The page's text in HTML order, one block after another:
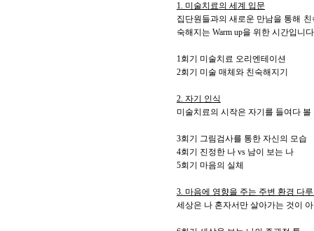
1. 미술치료의 세계 입문
집단원들과의 새로운 만남을 통해
숙해지는 Warm up을 위한 시간입니
1회기 미술치료 오리엔테이션
2회기 미술 매체와 친숙해지기
2. 자기 인식
미술치료의 시작은 자기를 들여다
3회기 그림검사를 통한 자신의 모습
4회기 진정한 나 vs 남이 보는 나
5회기 마음의 실체
3. 마음에 영향을 주는 주변 환경 다
세상은 나 혼자서만 살아가는 것이